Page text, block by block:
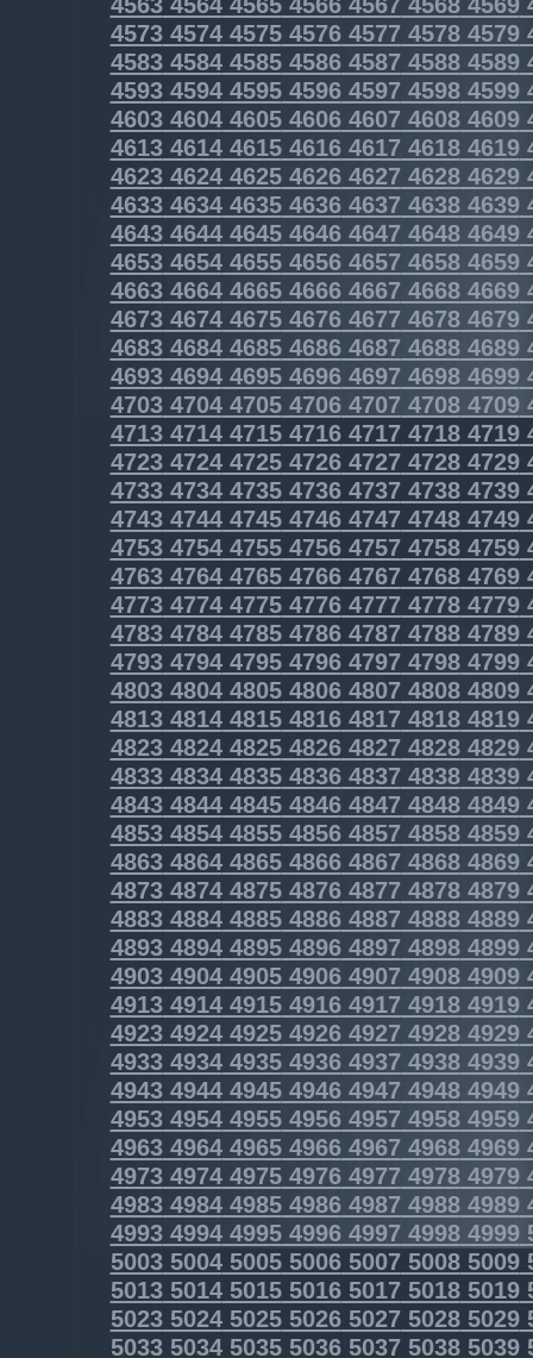
45734574457545764577 45784579
45834584458545864587 45884589
45934594459545964597 45984599
46034604460546064607 46084609
46134614461546164617 46184619
46234624462546264627 46284629
46334634463546364637 46384639
46434644464546464647 46484649
46534654465546564657 46584659
46634664466546664667 46684669
46734674467546764677 46784679
46834684468546864687 46884689
46934694469546964697 46984699
47034704470547064707 47084709
4713471447154716471747184719
4723472447254726472747284729
4733473447354736473747384739
4743474447454746474747484749
4753475447554756475747584759
4763476447654766476747684769
4773477447754776477747784779
4783478447854786478747884789
4793479447954796479747984799
4803480448054806480748084809
4813481448154816481748184819
4823482448254826482748284829
4833483448354836483748384839
4843484448454846484748484849
48534854485548564857 48584859
4863486448654866486748684869
48734874487548764877 48784879
48834884488548864887 48884889
48934894489548964897 48984899
49034904490549064907 49084909
49134914491549164917 49184919
49234924492549264927 49284929
49334934493549364937 49384939
49434944494549464947 49484949
49534954495549564957 49584959
49634964496549664967 49684969
49734974497549764977 49784979
49834984498549864987 49884989
49934994499549964997 49984999
5003500450055006500750085009
5013501450155016501750185019
5023502450255026502750285029
5033503450355036503750385039